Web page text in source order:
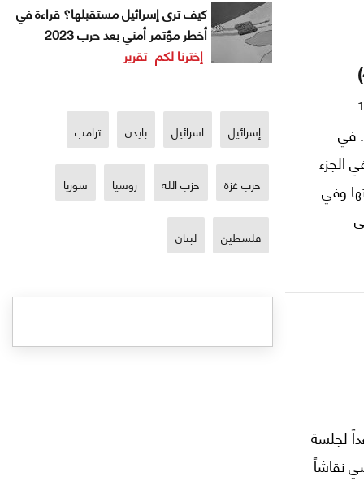
في
الجزء
وفي
الثاني/يناير 2025، موعداً لجلسة
نقاشاً
كيف ترى إسرائيل مستقبلها؟ قراءة في
أخطر مؤتمر أمني بعد حرب 2023
إخترنا لكم تقرير
إسرائيل اسرائيل بايدن ترامب
حرب غزة حزب الله روسيا سوريا
فلسطين لبنان